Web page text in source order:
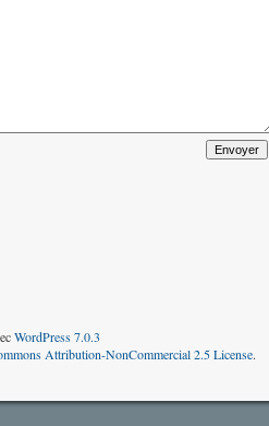
WordPress 7.0.3
Attribution-NonCommercial 2.5 License.